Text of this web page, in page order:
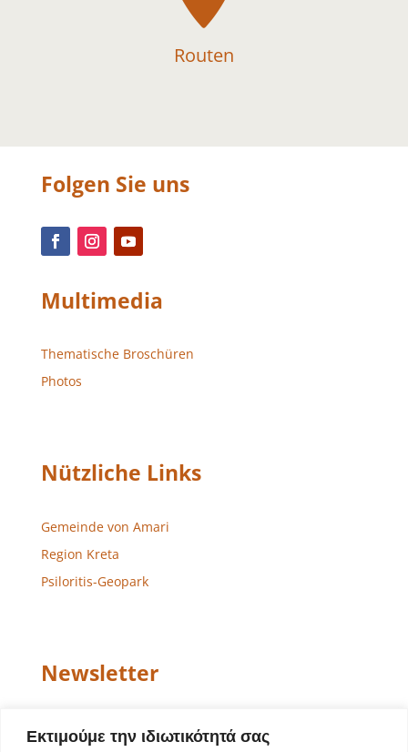
Εκτιμούμε την ιδιωτικότητά σας
Routen
Folgen Sie uns
Multimedia
Thematische Broschüren
Photos
Nützliche Links
Gemeinde von Amari
Region Kreta
Psiloritis-Geopark
Newsletter